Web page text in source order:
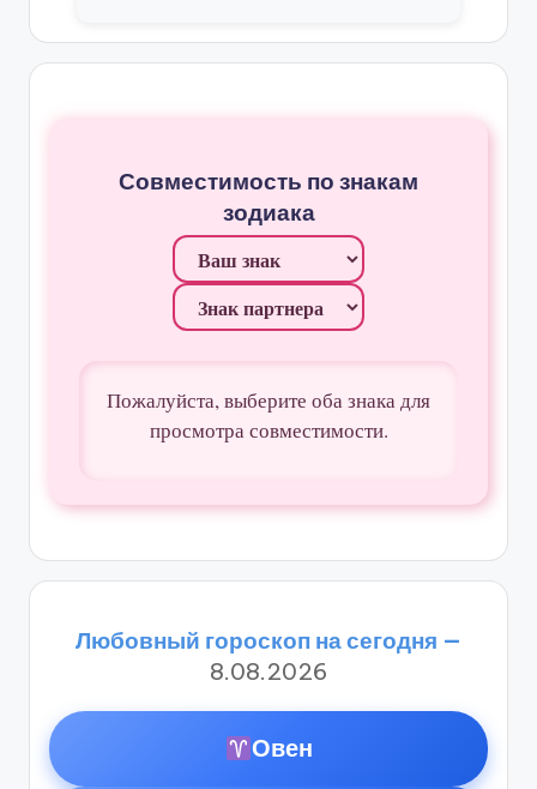
Совместимость по знакам
зодиака
Пожалуйста, выберите оба знака для
просмотра совместимости.
Любовный гороскоп на сегодня —
8.08.2026
Овен